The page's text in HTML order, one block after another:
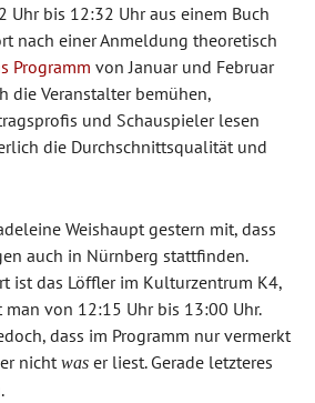
Uhr bis 12:32 Uhr aus einem Buch
nach einer Anmeldung theoretisch
Programm von Januar und Februar
die Veranstalter bemühen,
und Schauspieler lesen
die Durchschnittsqualität und
Weishaupt gestern mit, dass
auch in Nürnberg stattfinden.
ist das Löffler im Kulturzentrum K4,
von 12:15 Uhr bis 13:00 Uhr.
dass im Programm nur vermerkt
nichtwas er liest. Gerade letzteres